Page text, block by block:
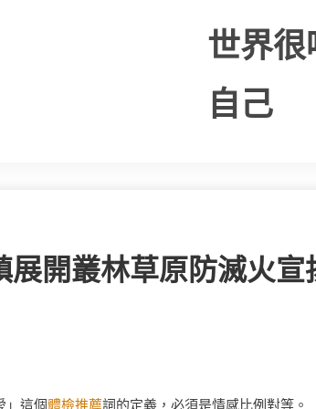
世界
自己
開叢林草原防滅火宣
」這個體檢推薦詞的定義，必須是情感比例對等。